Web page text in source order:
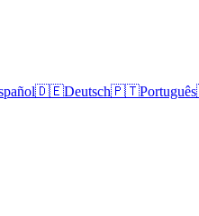
🇩🇪Deutsch🇵🇹Português